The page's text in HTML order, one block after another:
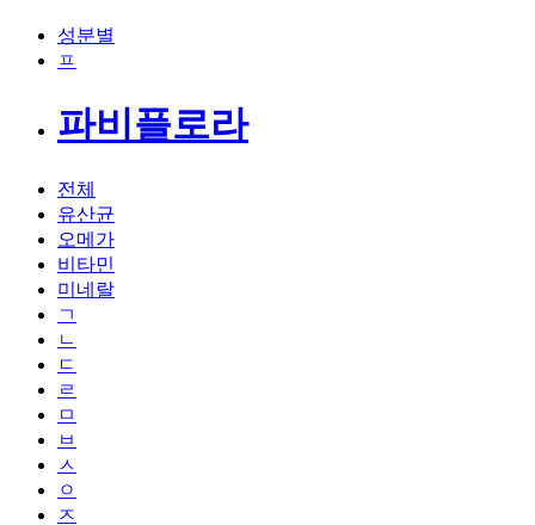
성분별
ㅍ
파비플로라
전체
유산균
오메가
비타민
미네랄
ㄱ
ㄴ
ㄷ
ㄹ
ㅁ
ㅂ
ㅅ
ㅇ
ㅈ